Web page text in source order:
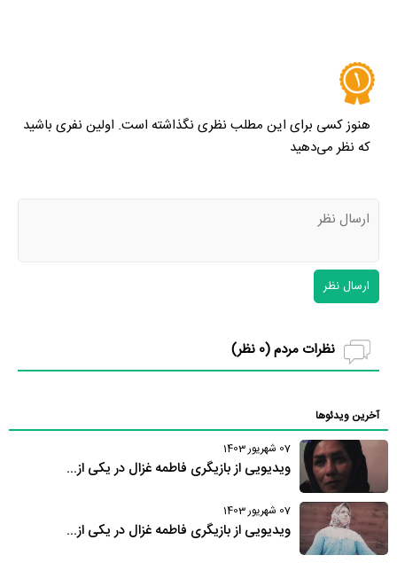
هنوز کسی برای این مطلب نظری نگذاشته است. اولین نفری باشید
که نظر می‌دهید
ارسال نظر
نظرات مردم (0 نظر)
آخرین ویدئوها
07 شهریور 1403
ویدیویی از بازیگری فاطمه غزال در یکی از...
07 شهریور 1403
ویدیویی از بازیگری فاطمه غزال در یکی از...